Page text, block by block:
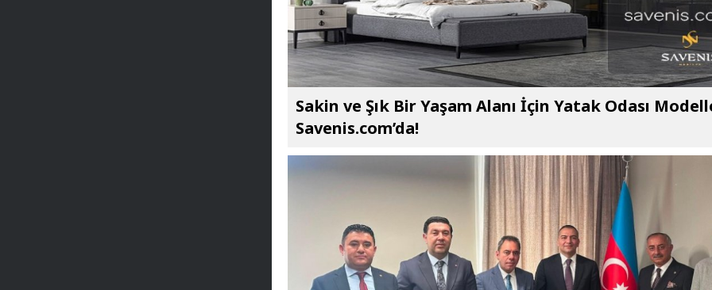
Sakin ve Şık Bir Yaşam Alanı İçin Yatak Odası
Savenis.com’da!